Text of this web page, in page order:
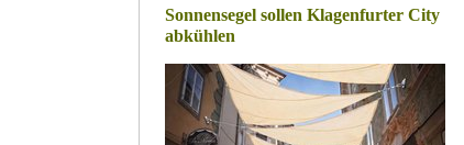
Sonnensegel sollen Klagenfurter City
abkühlen